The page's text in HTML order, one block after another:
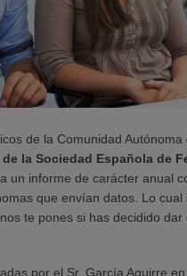
de la Comunidad Autónoma
la Sociedad Española de
un informe de carácter anual
que envían datos. Lo cual
te pones si has decidido
por el Sr. García Aguirre en